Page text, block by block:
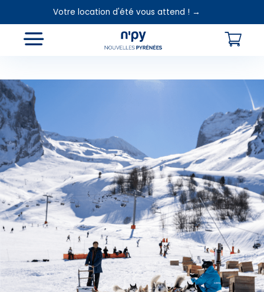
Votre location d'été vous attend ! →
Forfaits Hébergements Cours de ski
Premier jour de ski